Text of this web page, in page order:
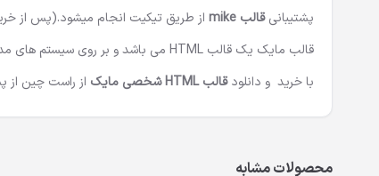
پشتیبانیقالب mike
از طریق تیکیت انجام میشود.(پس از
قالب مایک یک قالب HTML می باشد و بر روی سیستم های مدیریت محتوا (وردپرس، جوملا و.‌..) نصب نمی شود.
با خرید و دانلودقالب HTML شخصی مایک از راست چین از پشتیبانی
محصولات مشابه